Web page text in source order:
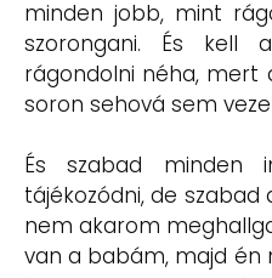
minden jobb, mint
szorongani. És kell
rágondolni néha, mert
soron sehová sem
És szabad minden
tájékozódni, de
nem akarom
van a babám, majd